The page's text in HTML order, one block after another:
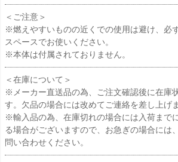
＜ご注意＞
※燃えやすいものの近くでの使用は避け、必
スペースでお使いください。
※本体は付属されておりません。
＜在庫について＞
※メーカー直送品の為、ご注文確認後に在庫
す。欠品の場合には改めてご連絡を差し上げま
※輸入品の為、在庫切れの場合には入荷まで
る場合がございますので、お急ぎの場合には
問い合わせください。